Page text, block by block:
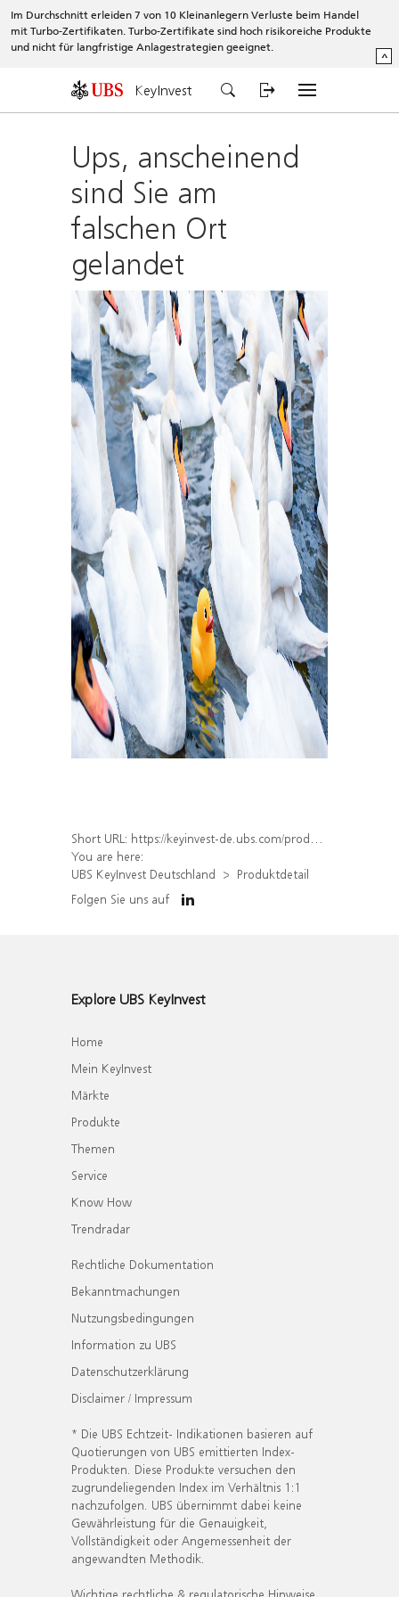
Im Durchschnitt erleiden 7 von 10 Kleinanlegern Verluste beim Handel
mit Turbo-Zertifikaten. Turbo-Zertifikate sind hoch risikoreiche Produkte
und nicht für langfristige Anlagestrategien geeignet.
^
KeyInvest
Ups, anscheinend
sind Sie am
falschen Ort
gelandet
Short URL: https://keyinvest-de.ubs.com/produkt/detail/index/isin/DE000WA6KY01
You are here:
UBS KeyInvest Deutschland
Produktdetail
Folgen Sie uns auf
Explore UBS KeyInvest
Home
Mein KeyInvest
Märkte
Produkte
Themen
Service
Know How
Trendradar
Rechtliche Dokumentation
Bekanntmachungen
Nutzungsbedingungen
Information zu UBS
Datenschutzerklärung
Disclaimer / Impressum
* Die UBS Echtzeit- Indikationen basieren auf
Quotierungen von UBS emittierten Index-
Produkten. Diese Produkte versuchen den
zugrundeliegenden Index im Verhältnis 1:1
nachzufolgen. UBS übernimmt dabei keine
Gewährleistung für die Genauigkeit,
Vollständigkeit oder Angemessenheit der
angewandten Methodik.